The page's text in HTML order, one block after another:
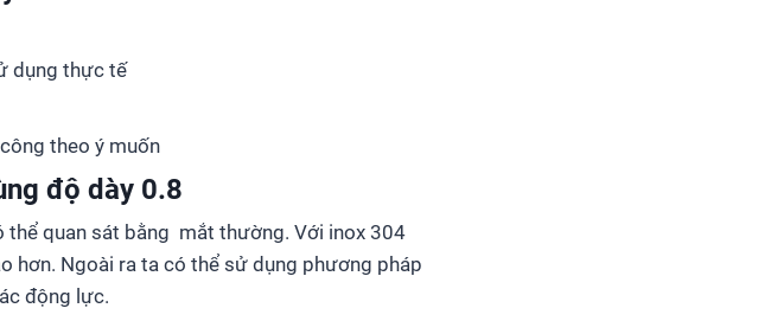
dụng thực tế
theo ý muốn
độ dày 0.8
thể quan sát bằng mắt thường. Với inox 304
hơn. Ngoài ra ta có thể sử dụng phương pháp
động lực.